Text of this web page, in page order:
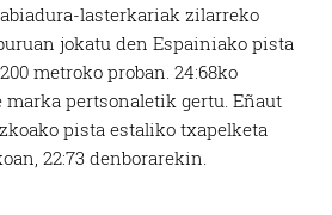
lasterkariak zilarreko
jokatu den Espainiako pista
metroko proban. 24:68ko
marka pertsonaletik gertu. Eñaut
pista estaliko txapelketa
22:73 denborarekin.